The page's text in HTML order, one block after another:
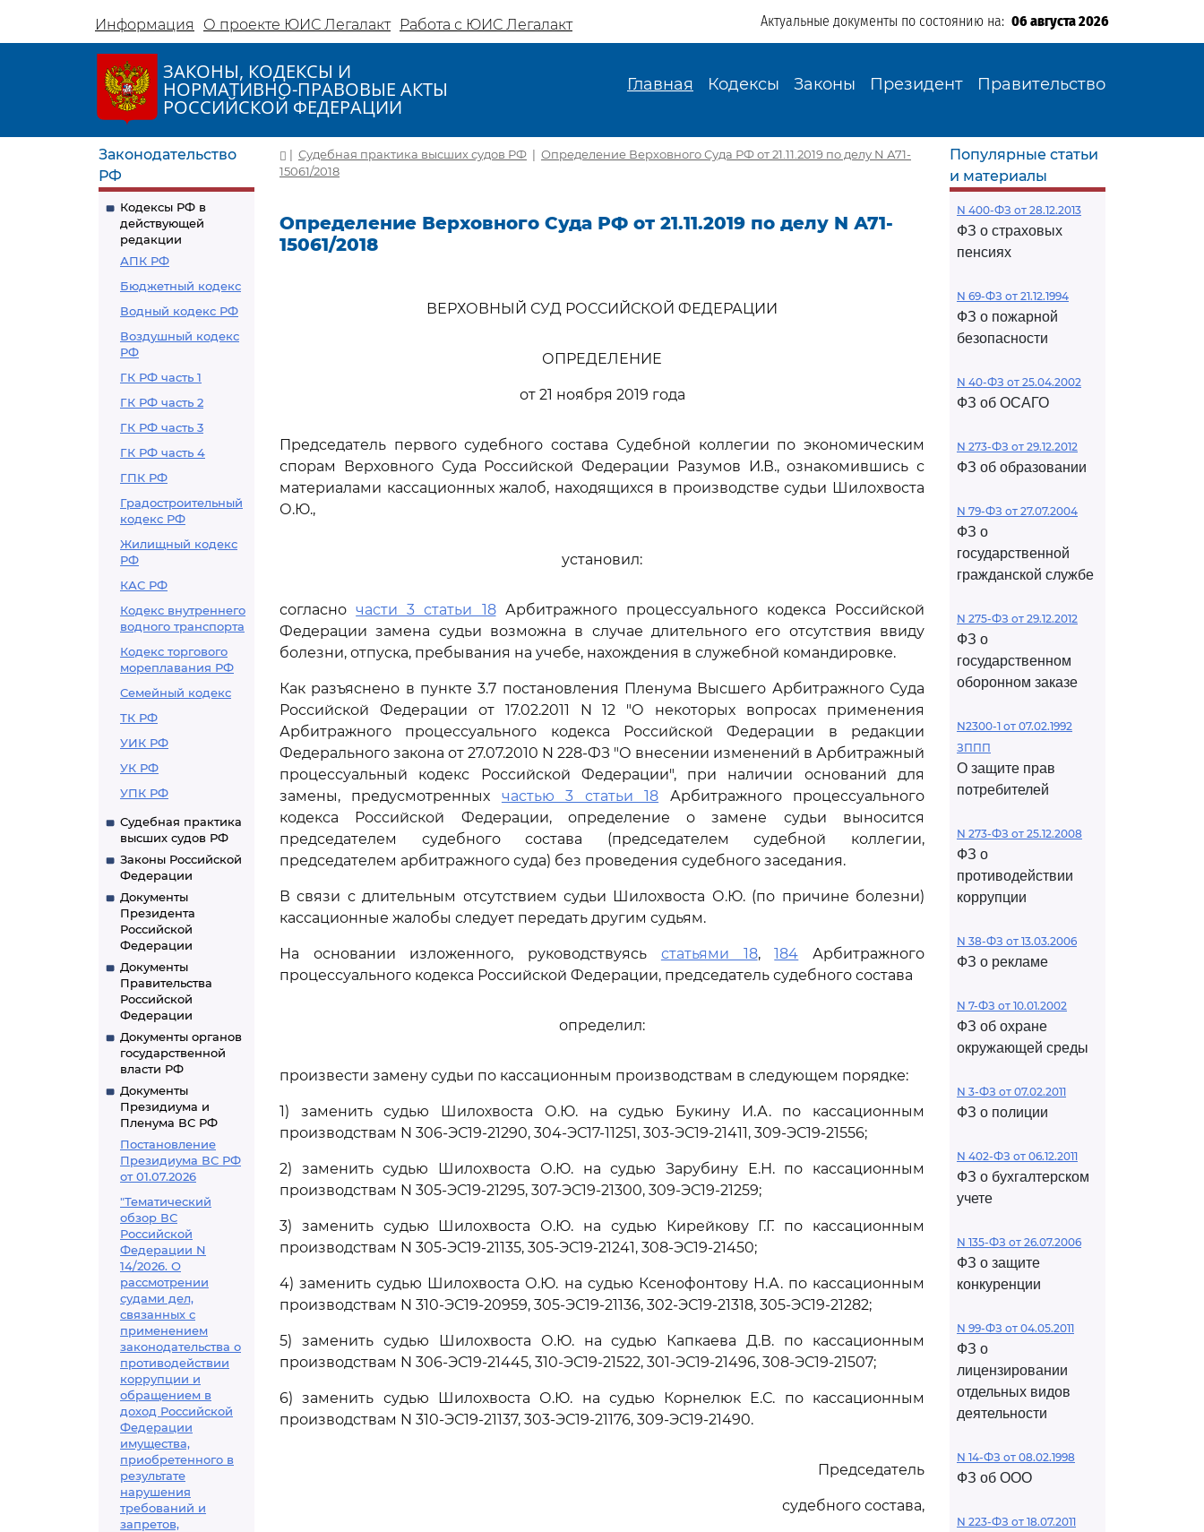
Информация О проекте ЮИС Легалакт Работа с ЮИС Легалакт Актуальные документы по состоянию на: 06 августа 2026
ЗАКОНЫ, КОДЕКСЫ И
НОРМАТИВНО-ПРАВОВЫЕ АКТЫ
РОССИЙСКОЙ ФЕДЕРАЦИИ
Главная Кодексы Законы Президент Правительство
Законодательство
РФ
Кодексы РФ в
действующей
редакции
АПК РФ
Бюджетный кодекс
Водный кодекс РФ
Воздушный кодекс
РФ
ГК РФ часть 1
ГК РФ часть 2
ГК РФ часть 3
ГК РФ часть 4
ГПК РФ
Градостроительный
кодекс РФ
Жилищный кодекс
РФ
КАС РФ
Кодекс внутреннего
водного транспорта
Кодекс торгового
мореплавания РФ
Семейный кодекс
ТК РФ
УИК РФ
УК РФ
УПК РФ
Судебная практика
высших судов РФ
Законы Российской
Федерации
Документы
Президента
Российской
Федерации
Документы
Правительства
Российской
Федерации
Документы органов
государственной
власти РФ
Документы
Президиума и
Пленума ВС РФ
Постановление
Президиума ВС РФ
от 01.07.2026
"Тематический
обзор ВС
Российской
Федерации N
14/2026. О
рассмотрении
судами дел,
связанных с
применением
законодательства о
противодействии
коррупции и
обращением в
доход Российской
Федерации
имущества,
приобретенного в
результате
нарушения
требований и
запретов,
| Судебная практика высших судов РФ | Определение Верховного Суда РФ от 21.11.2019 по делу N А71-
15061/2018
Определение Верховного Суда РФ от 21.11.2019 по делу N А71-
15061/2018
ВЕРХОВНЫЙ СУД РОССИЙСКОЙ ФЕДЕРАЦИИ
ОПРЕДЕЛЕНИЕ
от 21 ноября 2019 года
Председатель первого судебного состава Судебной коллегии по экономическим
спорам Верховного Суда Российской Федерации Разумов И.В., ознакомившись с
материалами кассационных жалоб, находящихся в производстве судьи Шилохвоста
О.Ю.,
установил:
согласночасти 3 статьи 18Арбитражного процессуального кодекса Российской
Федерации замена судьи возможна в случае длительного его отсутствия ввиду
болезни, отпуска, пребывания на учебе, нахождения в служебной командировке.
Как разъяснено в пункте 3.7 постановления Пленума Высшего Арбитражного Суда
Российской Федерации от 17.02.2011 N 12 "О некоторых вопросах применения
Арбитражного процессуального кодекса Российской Федерации в редакции
Федерального закона от 27.07.2010 N 228-ФЗ "О внесении изменений в Арбитражный
процессуальный кодекс Российской Федерации", при наличии оснований для
замены, предусмотренных частью 3 статьи 18 Арбитражного процессуального
кодекса Российской Федерации, определение о замене судьи выносится
председателем судебного состава (председателем судебной коллегии,
председателем арбитражного суда) без проведения судебного заседания.
В связи с длительным отсутствием судьи Шилохвоста О.Ю. (по причине болезни)
кассационные жалобы следует передать другим судьям.
На основании изложенного, руководствуясь статьями 18,184 Арбитражного
процессуального кодекса Российской Федерации, председатель судебного состава
определил:
произвести замену судьи по кассационным производствам в следующем порядке:
1) заменить судью Шилохвоста О.Ю. на судью Букину И.А. по кассационным
производствам N 306-ЭС19-21290, 304-ЭС17-11251, 303-ЭС19-21411, 309-ЭС19-21556;
2) заменить судью Шилохвоста О.Ю. на судью Зарубину Е.Н. по кассационным
производствам N 305-ЭС19-21295, 307-ЭС19-21300, 309-ЭС19-21259;
3) заменить судью Шилохвоста О.Ю. на судью Кирейкову Г.Г. по кассационным
производствам N 305-ЭС19-21135, 305-ЭС19-21241, 308-ЭС19-21450;
4) заменить судью Шилохвоста О.Ю. на судью Ксенофонтову Н.А. по кассационным
производствам N 310-ЭС19-20959, 305-ЭС19-21136, 302-ЭС19-21318, 305-ЭС19-21282;
5) заменить судью Шилохвоста О.Ю. на судью Капкаева Д.В. по кассационным
производствам N 306-ЭС19-21445, 310-ЭС19-21522, 301-ЭС19-21496, 308-ЭС19-21507;
6) заменить судью Шилохвоста О.Ю. на судью Корнелюк Е.С. по кассационным
производствам N 310-ЭС19-21137, 303-ЭС19-21176, 309-ЭС19-21490.
Председатель
судебного состава,
Популярные статьи
и материалы
N 400-ФЗ от 28.12.2013
ФЗ о страховых
пенсиях
N 69-ФЗ от 21.12.1994
ФЗ о пожарной
безопасности
N 40-ФЗ от 25.04.2002
ФЗ об ОСАГО
N 273-ФЗ от 29.12.2012
ФЗ об образовании
N 79-ФЗ от 27.07.2004
ФЗ о
государственной
гражданской службе
N 275-ФЗ от 29.12.2012
ФЗ о
государственном
оборонном заказе
N2300-1 от 07.02.1992
ЗППП
О защите прав
потребителей
N 273-ФЗ от 25.12.2008
ФЗ о
противодействии
коррупции
N 38-ФЗ от 13.03.2006
ФЗ о рекламе
N 7-ФЗ от 10.01.2002
ФЗ об охране
окружающей среды
N 3-ФЗ от 07.02.2011
ФЗ о полиции
N 402-ФЗ от 06.12.2011
ФЗ о бухгалтерском
учете
N 135-ФЗ от 26.07.2006
ФЗ о защите
конкуренции
N 99-ФЗ от 04.05.2011
ФЗ о
лицензировании
отдельных видов
деятельности
N 14-ФЗ от 08.02.1998
ФЗ об ООО
N 223-ФЗ от 18.07.2011